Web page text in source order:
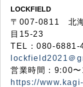
LOCKFIELD
〒007-0811 北
目15-23
TEL：080-
lockfield2021＠
営業時間：9:00
https://